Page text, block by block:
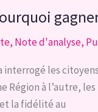
, Note d'analyse,
interrogé les
Région à l’autre,
la fidélité au